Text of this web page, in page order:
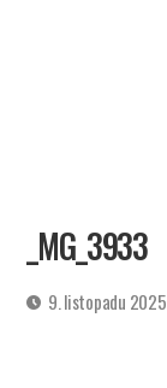
_MG_3933
Datum9. listopadu 2025